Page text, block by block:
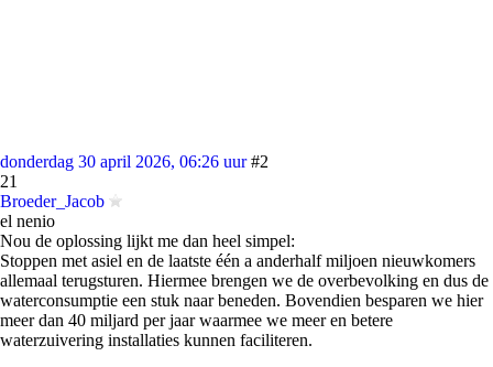
donderdag 30 april 2026, 06:26 uur #2
21
Broeder_Jacob
el nenio
Nou de oplossing lijkt me dan heel simpel:
Stoppen met asiel en de laatste één a anderhalf miljoen nieuwkomers
allemaal terugsturen. Hiermee brengen we de overbevolking en dus de
waterconsumptie een stuk naar beneden. Bovendien besparen we hier
meer dan 40 miljard per jaar waarmee we meer en betere
waterzuivering installaties kunnen faciliteren.